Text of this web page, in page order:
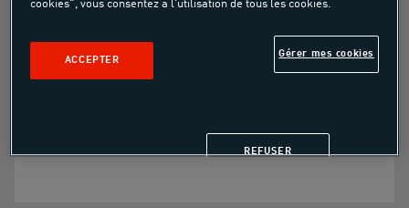
Cavaliers cheval
cookies", vous consentez à l'utilisation de tous les cookies.
Gérer mes cookies
REFUSER
ACCEPTER